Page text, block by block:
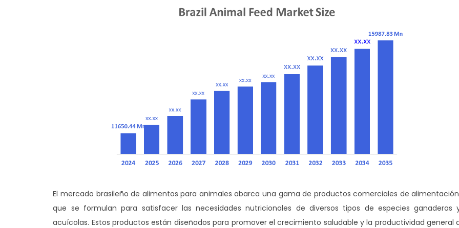
El mercado brasileño de alimentos para animales abarca una gama de productos comerciales de
que se formulan para satisfacer las necesidades nutricionales de diversos tipos de especies ganaderas
acuícolas. Estos productos están diseñados para promover el crecimiento saludable y la productividad general